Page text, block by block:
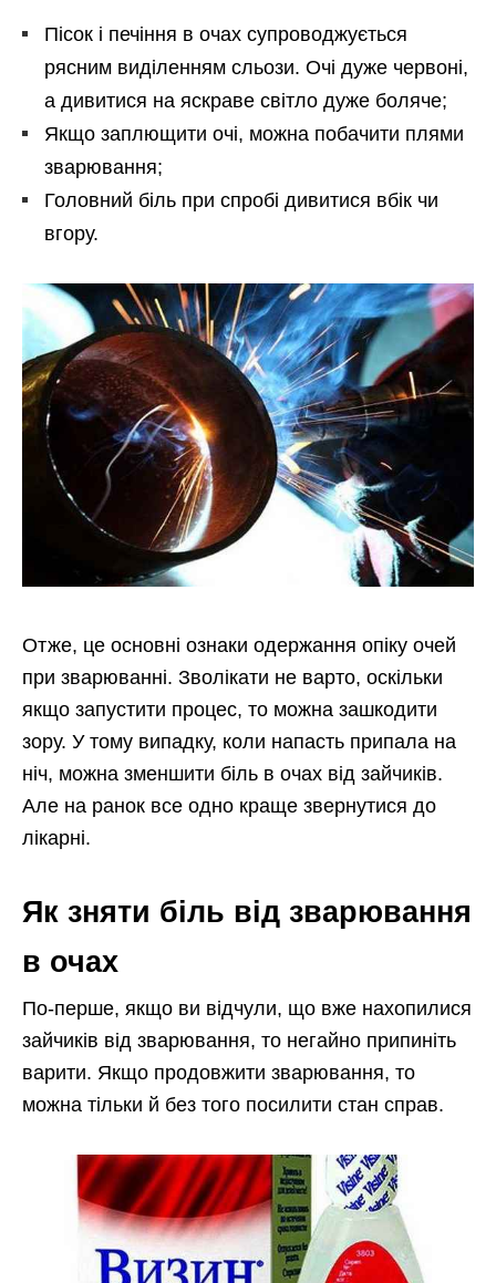
Пісок і печіння в очах супроводжується
рясним виділенням сльози. Очі дуже червоні,
а дивитися на яскраве світло дуже боляче;
Якщо заплющити очі, можна побачити плями
зварювання;
Головний біль при спробі дивитися вбік чи
вгору.
Отже, це основні ознаки одержання опіку очей
при зварюванні. Зволікати не варто, оскільки
якщо запустити процес, то можна зашкодити
зору. У тому випадку, коли напасть припала на
ніч, можна зменшити біль в очах від зайчиків.
Але на ранок все одно краще звернутися до
лікарні.
Як зняти біль від зварювання
в очах
По-перше, якщо ви відчули, що вже нахопилися
зайчиків від зварювання, то негайно припиніть
варити. Якщо продовжити зварювання, то
можна тільки й без того посилити стан справ.